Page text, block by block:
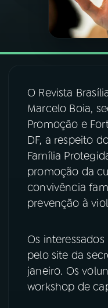
PODCASTS
ÚLTIMAS
08 FESTIVAL DE
ACOMPANHE A RÁDIO
YouTube
Instagram
O Revista
Marcelo Boia,
Promoção e
DF, a respeito
Família
promoção da
convivência
prevenção à
Os
pelo site da
janeiro. Os
workshop de